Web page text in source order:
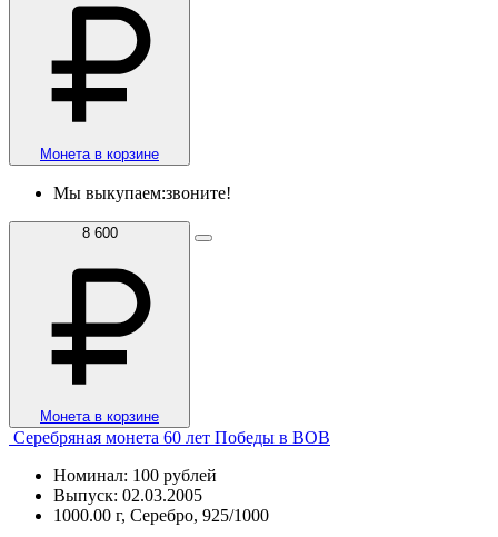
Монета в корзине
Мы выкупаем:звоните!
8 600
Монета в корзине
Серебряная монета 60 лет Победы в ВОВ
Номинал: 100 рублей
Выпуск: 02.03.2005
1000.00 г, Серебро, 925/1000